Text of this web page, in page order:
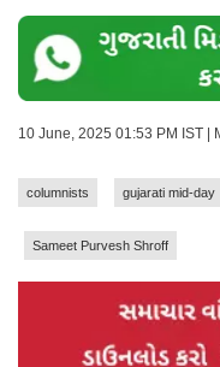
10 June, 2025 01:53 PM IST |
columnists gujarati mid-day
Sameet Purvesh Shroff